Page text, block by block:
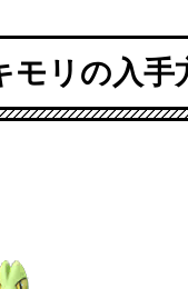
モリの入手